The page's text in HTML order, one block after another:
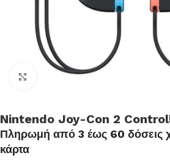
Click to enlarge
Nintendo Joy-Con 2
Πληρωμή από 3 έως 60 δόσεις
κάρτα